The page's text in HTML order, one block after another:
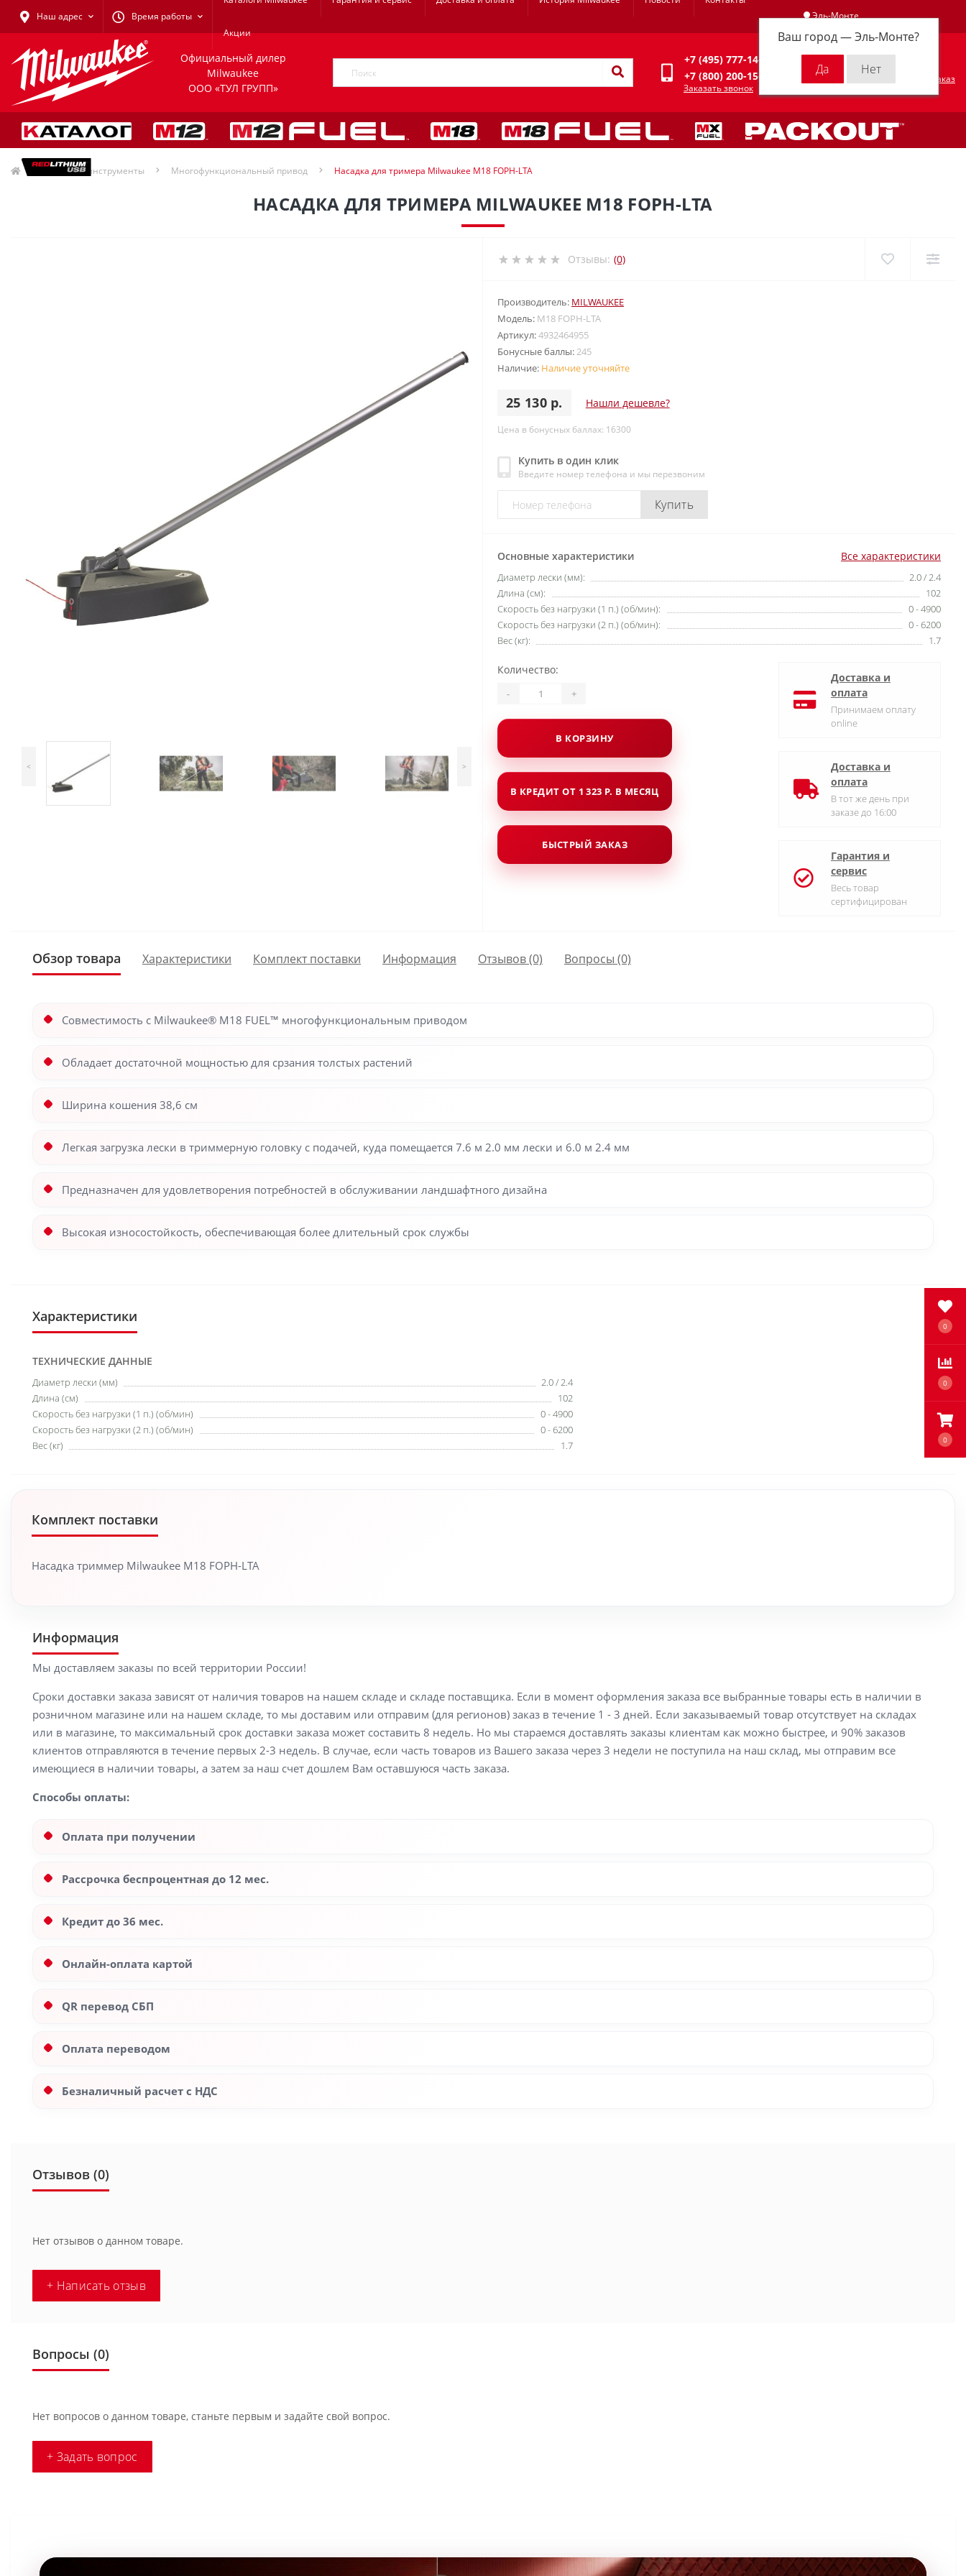
0
0
0
Наш адрес Время работы
Акции
Эль-Монте
Ваш город —Эль-Монте?
Личный кабинет
Официальный дилер
Milwaukee
ООО «ТУЛ ГРУПП»
+7 (495) 777-14-94
+7 (800) 200-15-94
Заказать звонок
Оформить заказ
Садовые инструменты Многофункциональный привод Насадка для тримера Milwaukee M18 FOPH-LTA
НАСАДКА ДЛЯ ТРИМЕРА MILWAUKEE M18 FOPH-LTA
< >
Отзывы: (0)
Производитель: MILWAUKEE
Модель: M18 FOPH-LTA
Артикул:4932464955
Бонусные баллы:245
Наличие: Наличие уточняйте
25 130 р. Нашли дешевле?
Цена в бонусных баллах: 16300
Купить в один клик
Введите номер телефона и мы перезвоним
Купить
Основные характеристики Все характеристики
Диаметр лески (мм):
2.0 / 2.4
Длина (см):
102
Скорость без нагрузки (1 п.) (об/мин):
0 - 4900
Скорость без нагрузки (2 п.) (об/мин):
0 - 6200
Вес (кг):
1.7
Количество:
- +
В КОРЗИНУ
В КРЕДИТ ОТ 1 323 Р. В МЕСЯЦ
БЫСТРЫЙ ЗАКАЗ
Доставка и
оплата
Принимаем оплату
online
Доставка и
оплата
В тот же день при
заказе до 16:00
Гарантия и
сервис
Весь товар
сертифицирован
Обзор товара Характеристики Комплект поставки Информация Отзывов (0) Вопросы (0)
Совместимость с Milwaukee® M18 FUEL™ многофункциональным приводом
Обладает достаточной мощностью для срзания толстых растений
Ширина кошения 38,6 см
Легкая загрузка лески в триммерную головку с подачей, куда помещается 7.6 м 2.0 мм лески и 6.0 м 2.4 мм
Предназначен для удовлетворения потребностей в обслуживании ландшафтного дизайна
Высокая износостойкость, обеспечивающая более длительный срок службы
Характеристики
ТЕХНИЧЕСКИЕ ДАННЫЕ
Диаметр лески (мм)
2.0 / 2.4
Длина (см)
102
Скорость без нагрузки (1 п.) (об/мин)
0 - 4900
Скорость без нагрузки (2 п.) (об/мин)
0 - 6200
Вес (кг)
1.7
Комплект поставки
Насадка триммер Milwaukee M18 FOPH-LTA
Информация
Мы доставляем заказы по всей территории России!
Сроки доставки заказа зависят от наличия товаров на нашем складе и складе поставщика. Если в момент оформления заказа все выбранные товары есть в наличии в
розничном магазине или на нашем складе, то мы доставим или отправим (для регионов) заказ в течение 1 - 3 дней. Если заказываемый товар отсутствует на складах
или в магазине, то максимальный срок доставки заказа может составить 8 недель. Но мы стараемся доставлять заказы клиентам как можно быстрее, и 90% заказов
клиентов отправляются в течение первых 2-3 недель. В случае, если часть товаров из Вашего заказа через 3 недели не поступила на наш склад, мы отправим все
имеющиеся в наличии товары, а затем за наш счет дошлем Вам оставшуюся часть заказа.
Способы оплаты:
Оплата при получении
Рассрочка беспроцентная до 12 мес.
Кредит до 36 мес.
Онлайн-оплата картой
QR перевод СБП
Оплата переводом
Безналичный расчет с НДС
Отзывов (0)
Нет отзывов о данном товаре.
+ Написать отзыв
Вопросы (0)
Нет вопросов о данном товаре, станьте первым и задайте свой вопрос.
+ Задать вопрос